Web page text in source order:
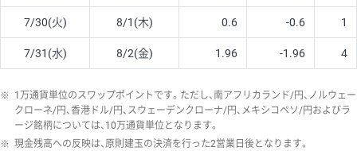
7/30(火) 8/1(木) 0.6 -0.6 1
7/31(水) 8/2(金) 1.96 -1.96 4
※ 1万通貨単位のスワップポイントです。ただし、南アフリカランド/円、ノルウェー
クローネ/円、香港ドル/円、スウェーデンクローナ/円、メキシコペソ/円およびラ
ージ銘柄については、10万通貨単位となります。
※ 現金残高への反映は、原則建玉の決済を行った2営業日後となります。